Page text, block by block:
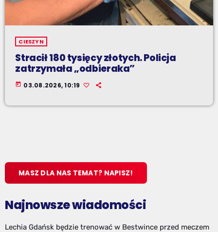
CIESZYN
Stracił 180 tysięcy złotych. Policja
zatrzymała „odbieraka”
today 03.08.2026, 10:19
MASZ DLA NAS TEMAT? NAPISZ!
Najnowsze wiadomości
Lechia Gdańsk będzie trenować w Bestwince przed meczem